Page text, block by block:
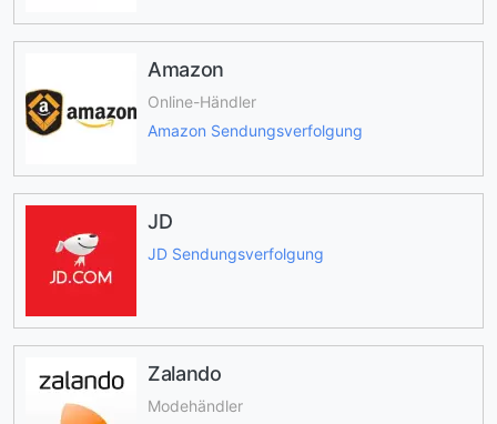
Amazon
Online-Händler
Amazon Sendungsverfolgung
JD
JD Sendungsverfolgung
Zalando
Modehändler